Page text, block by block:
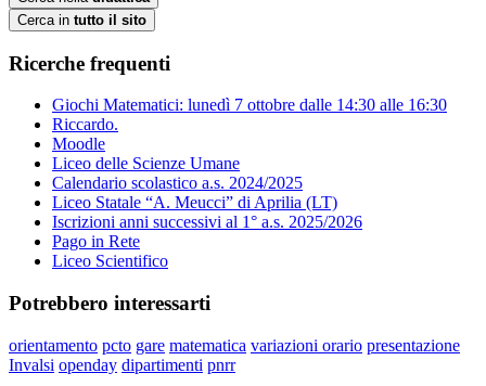
Cerca in tutto il sito
Ricerche frequenti
Giochi Matematici: lunedì 7 ottobre dalle 14:30 alle 16:30
Riccardo.
Moodle
Liceo delle Scienze Umane
Calendario scolastico a.s. 2024/2025
Liceo Statale “A. Meucci” di Aprilia (LT)
Iscrizioni anni successivi al 1° a.s. 2025/2026
Pago in Rete
Liceo Scientifico
Potrebbero interessarti
orientamento pcto gare matematica variazioni orario presentazione
Invalsi openday dipartimenti pnrr